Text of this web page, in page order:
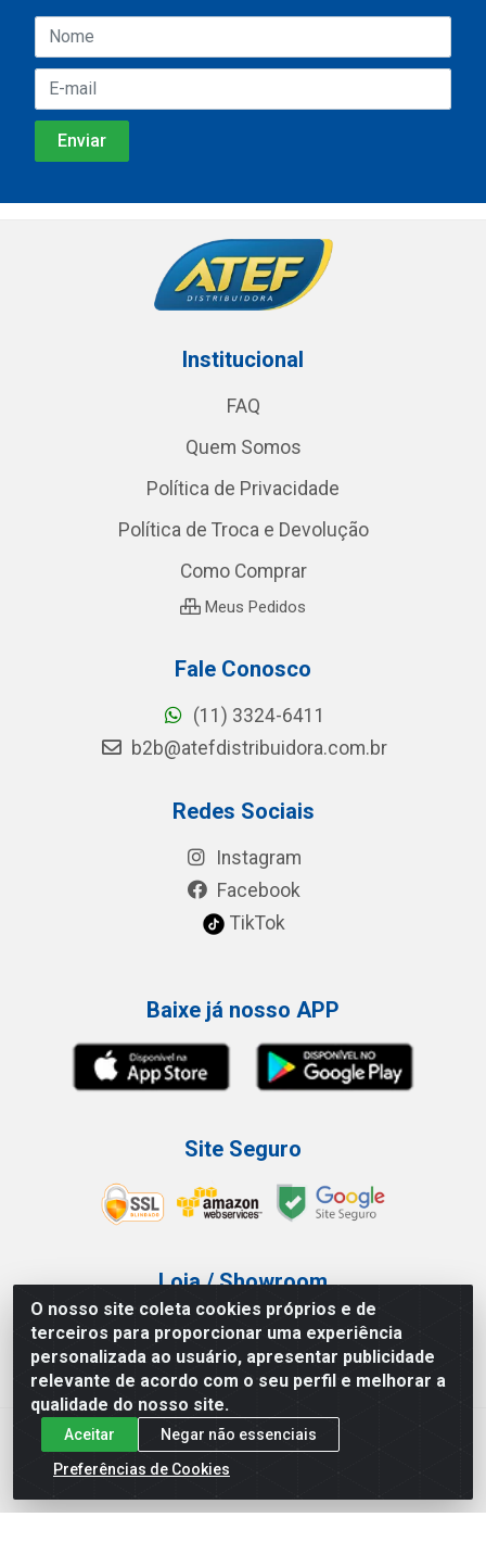
O nosso site coleta cookies próprios e de
terceiros para proporcionar uma experiência
personalizada ao usuário, apresentar publicidade
relevante de acordo com o seu perfil e melhorar a
qualidade do nosso site.
Aceitar
Negar não essenciais
Preferências de Cookies
Institucional
FAQ
Quem Somos
Política de Privacidade
Política de Troca e Devolução
Como Comprar
Meus Pedidos
Fale Conosco
(11) 3324-6411
b2b@atefdistribuidora.com.br
Redes Sociais
Instagram
Facebook
TikTok
Baixe já nosso APP
Site Seguro
Loja / Showroom
Tel.: (11) 3227-0546
Av Vautier, 587/597 - Pari - São Paulo/SP
Atef Distribuidora LTDA - Av. Vautier, 585/597 - Pari - São
Paulo/SP - CEP 03.032-000 - CNPJ 27.717.135/0001-29